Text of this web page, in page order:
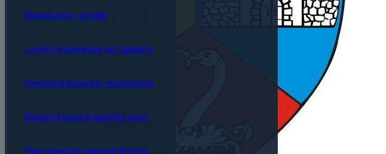
Nomenclator stradal
Lucrări sistematice de Cadastru
Inventarul bunurilor municipiului
Registrul local al spațiilor verzi
Plan urbanistic general Bistrița